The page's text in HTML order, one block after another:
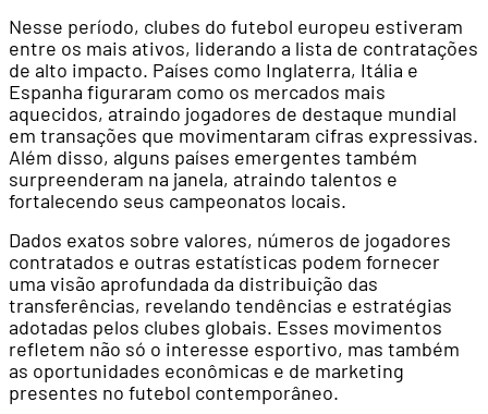
Nesse período, clubes do futebol europeu estiveram
entre os mais ativos, liderando a lista de contratações
de alto impacto. Países como Inglaterra, Itália e
Espanha figuraram como os mercados mais
aquecidos, atraindo jogadores de destaque mundial
em transações que movimentaram cifras expressivas.
Além disso, alguns países emergentes também
surpreenderam na janela, atraindo talentos e
fortalecendo seus campeonatos locais.
Dados exatos sobre valores, números de jogadores
contratados e outras estatísticas podem fornecer
uma visão aprofundada da distribuição das
transferências, revelando tendências e estratégias
adotadas pelos clubes globais. Esses movimentos
refletem não só o interesse esportivo, mas também
as oportunidades econômicas e de marketing
presentes no futebol contemporâneo.